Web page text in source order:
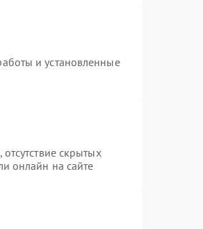
и установленные
скрытых
онлайн на сайте